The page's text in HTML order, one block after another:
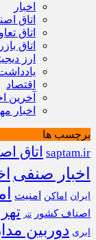
اخبار
اتاق
اتاق
اتاق
ارز
اقتصاد
آخرین
اخبار
برچسب ها
saptam.ir اتاق
اخبار صنفی
ایران
اماکن امنیت
اصناف کشور
تتر
ابری دوربین